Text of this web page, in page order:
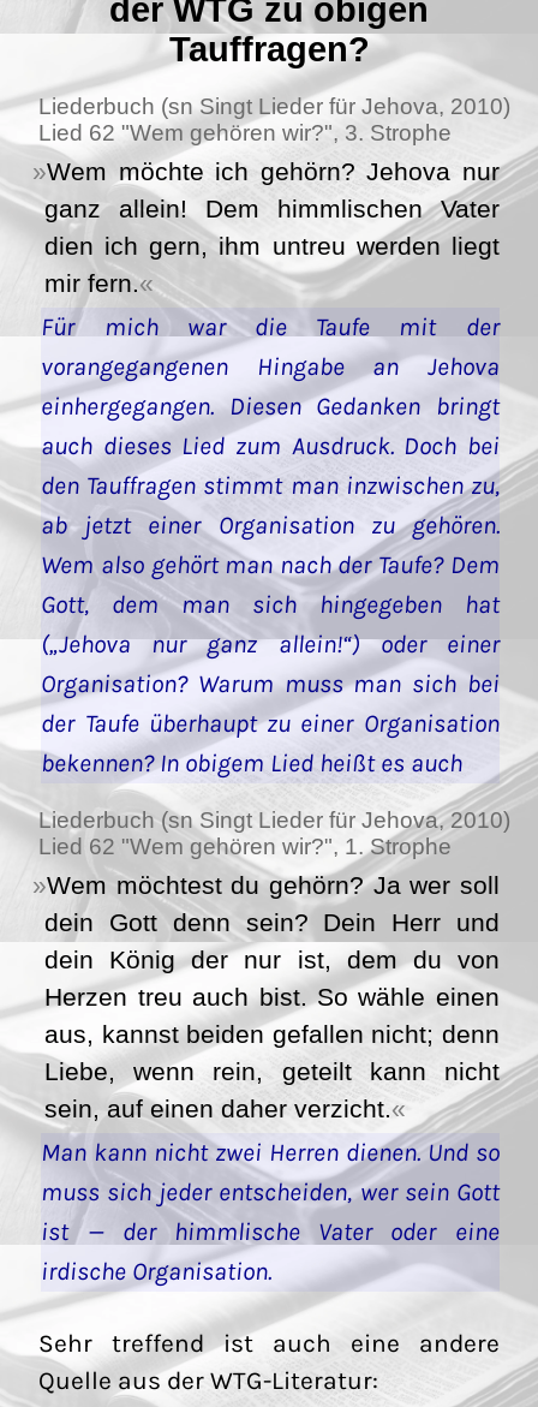
der WTG zu obigen
Tauffragen?
Liederbuch (sn Singt Lieder für Jehova, 2010)
Lied 62 "Wem gehören wir?", 3. Strophe
Wem möchte ich gehörn? Jehova nur
ganz allein! Dem himmlischen Vater
dien ich gern, ihm untreu werden liegt
mir fern.
Für mich war die Taufe mit der
vorangegangenen Hingabe an Jehova
einhergegangen. Diesen Gedanken bringt
auch dieses Lied zum Ausdruck. Doch bei
den Tauffragen stimmt man inzwischen zu,
ab jetzt einer Organisation zu gehören.
Wem also gehört man nach der Taufe? Dem
Gott, dem man sich hingegeben hat
(„Jehova nur ganz allein!“) oder einer
Organisation? Warum muss man sich bei
der Taufe überhaupt zu einer Organisation
bekennen? In obigem Lied heißt es auch
Liederbuch (sn Singt Lieder für Jehova, 2010)
Lied 62 "Wem gehören wir?", 1. Strophe
Wem möchtest du gehörn? Ja wer soll
dein Gott denn sein? Dein Herr und
dein König der nur ist, dem du von
Herzen treu auch bist. So wähle einen
aus, kannst beiden gefallen nicht; denn
Liebe, wenn rein, geteilt kann nicht
sein, auf einen daher verzicht.
Man kann nicht zwei Herren dienen. Und so
muss sich jeder entscheiden, wer sein Gott
ist — der himmlische Vater oder eine
irdische Organisation.
Sehr treffend ist auch eine andere
Quelle aus der WTG-Literatur: